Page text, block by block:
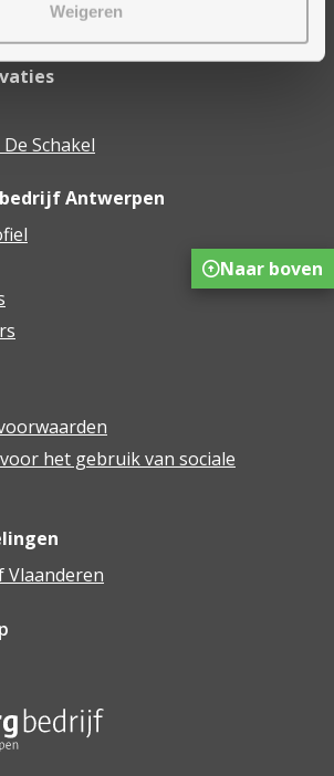
Weigeren
Schakel
Antwerpen
het gebruik van sociale
Naar boven